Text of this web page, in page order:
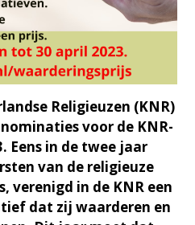
Religieuzen (KNR)
voor de KNR-
Eens in de twee jaar
van de religieuze
verenigd in de KNR een
dat zij waarderen en